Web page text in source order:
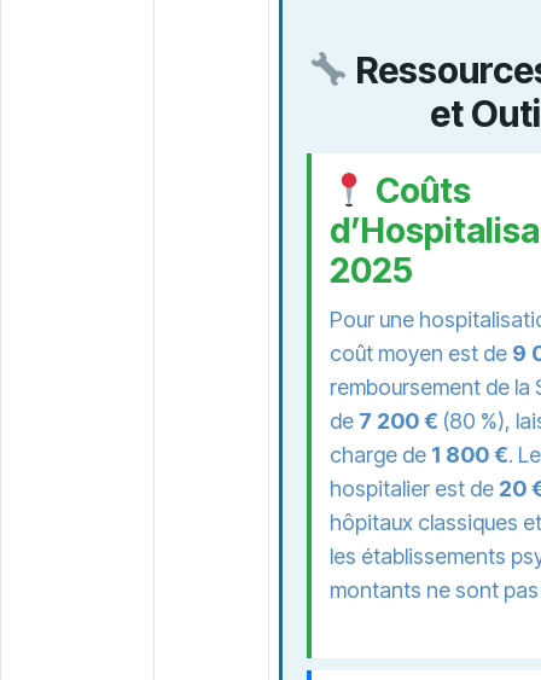
et
Coûts
2025
Pour une
coût moyen est de 9
remboursement de la
de 7 200 € (80 %),
charge de 1 800 €.
hospitalier est de 20
hôpitaux classiques
les établissements
montants ne sont